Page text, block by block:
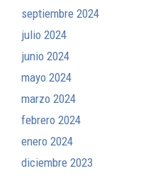
septiembre 2024
julio 2024
junio 2024
mayo 2024
marzo 2024
febrero 2024
enero 2024
diciembre 2023